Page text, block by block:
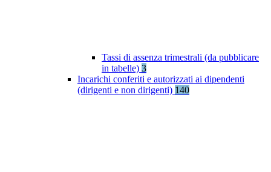
Tassi di assenza trimestrali (da pubblicare
in tabelle) 3
Incarichi conferiti e autorizzati ai dipendenti
(dirigenti e non dirigenti) 140